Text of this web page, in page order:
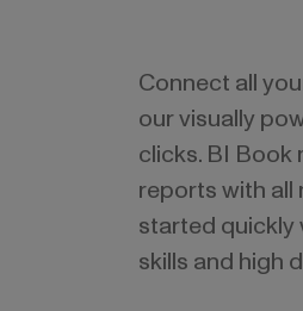
Connect all
our visually
clicks. BI Book
reports with all
started quickly
skills and high